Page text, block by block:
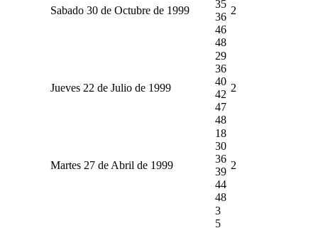
Sabado 30 de Octubre de 1999
35
36
46
48
2
Jueves 22 de Julio de 1999
29
36
40
42
47
48
2
Martes 27 de Abril de 1999
18
30
36
39
44
48
2
3
5